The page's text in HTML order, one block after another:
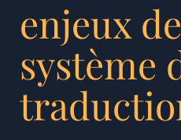
enjeux
système